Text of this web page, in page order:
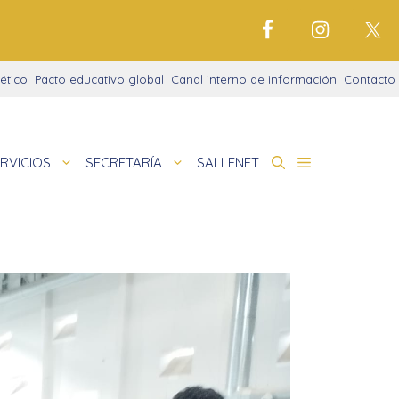
Pacto educativo global Canal interno de información Contacto
didácticas
justo
SECRETARÍA SALLENET